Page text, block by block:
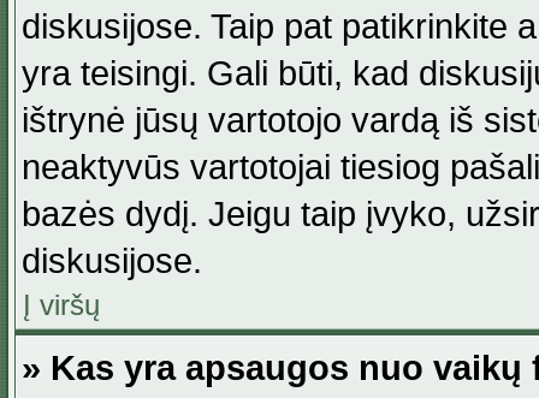
diskusijose. Taip pat patikrinkite
yra teisingi. Gali būti, kad
ištrynė jūsų vartotojo vardą iš
neaktyvūs vartotojai tiesiog
bazės dydį. Jeigu taip įvyko,
diskusijose.
Į viršų
» Kas yra apsaugos nuo vaikų